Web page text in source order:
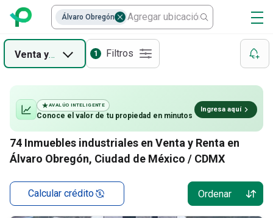
Venta yRenta 1 Filtros
74 Inmuebles industriales en Venta y Renta en
Álvaro Obregón, Ciudad de México / CDMX
Calcular crédito Ordenar
AVALÚO INTELIGENTE
Conoce el valor de tu propiedad en minutos
Ingresa aquí
Álvaro Obregón